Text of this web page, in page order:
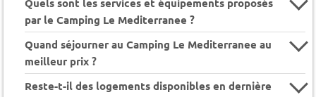
par le Camping Le Mediterranee ?
Quand séjourner au Camping Le Mediterranee au
meilleur prix ?
Reste-t-il des logements disponibles en dernière